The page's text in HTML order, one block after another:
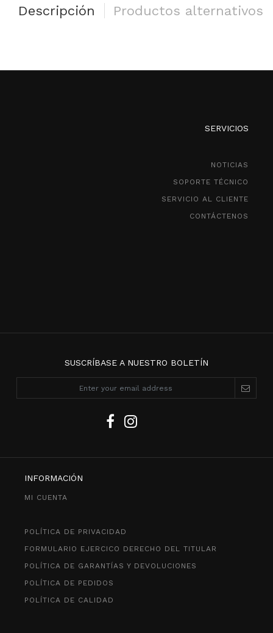
Descripción Productos alternativos
SERVICIOS
NOTICIAS
SOPORTE TÉCNICO
SERVICIO AL CLIENTE
CONTÁCTENOS
SUSCRÍBASE A NUESTRO BOLETÍN
INFORMACIÓN
MI CUENTA
POLÍTICA DE PRIVACIDAD
FORMULARIO EJERCICO DERECHO DEL TITULAR
POLÍTICA DE GARANTÍAS Y DEVOLUCIONES
POLÍTICA DE PEDIDOS
POLÍTICA DE CALIDAD